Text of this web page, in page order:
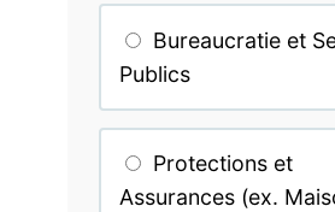
Bureaucratie et
Publics
Protections et
Assurances (ex.